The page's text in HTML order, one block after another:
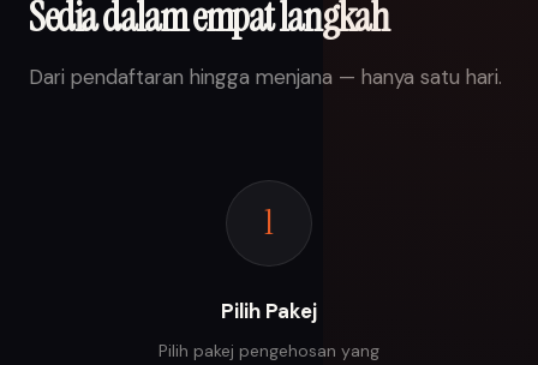
Sedia dalam empat langkah
Dari pendaftaran hingga menjana — hanya satu hari.
1
Pilih Pakej
Pilih pakej pengehosan yang